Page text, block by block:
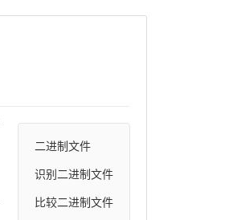
二进制文件
识别二进制文件
比较二进制文件